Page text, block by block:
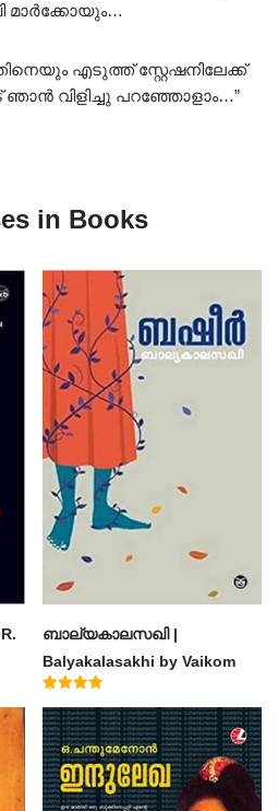
മാർക്കോയും…
എടുത്ത് സ്റ്റേഷനിലേക്ക്
വിളിച്ചു പറഞ്ഞോളാം…”
in Books
ബാല്യകാലസഖി |
Balyakalasakhi by Vaikom
Muhammad Basheer
4.60
out of 5